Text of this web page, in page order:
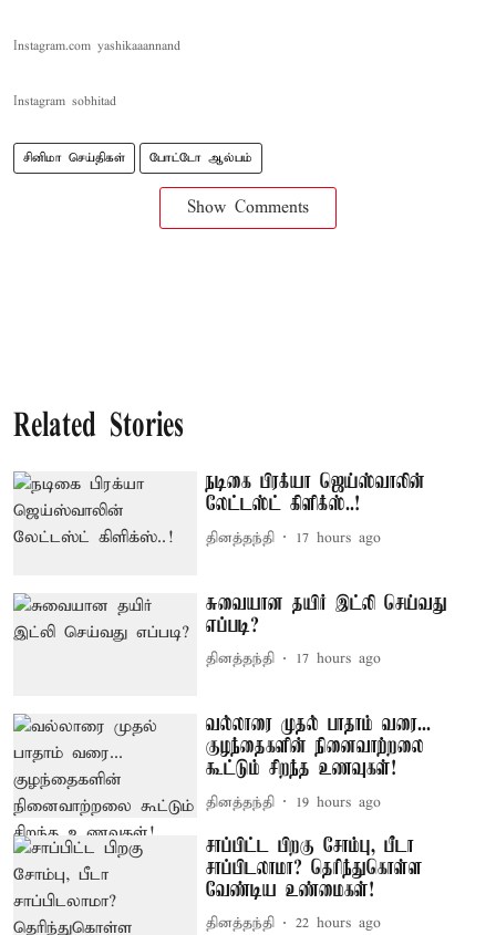
Instagram.com yashikaaannand
Instagram sobhitad
சினிமா செய்திகள் போட்டோ ஆல்பம்
Show Comments
Related Stories
நடிகை பிரக்யா ஜெய்ஸ்வாலின்
லேட்டஸ்ட் கிளிக்ஸ்..!
தினத்தந்தி 17 hours ago
சுவையான தயிர் இட்லி செய்வது
எப்படி?
தினத்தந்தி 17 hours ago
வல்லாரை முதல் பாதாம் வரை...
குழந்தைகளின் நினைவாற்றலை
கூட்டும் சிறந்த உணவுகள்!
தினத்தந்தி 19 hours ago
சாப்பிட்ட பிறகு சோம்பு, பீடா
சாப்பிடலாமா? தெரிந்துகொள்ள
வேண்டிய உண்மைகள்!
தினத்தந்தி 22 hours ago